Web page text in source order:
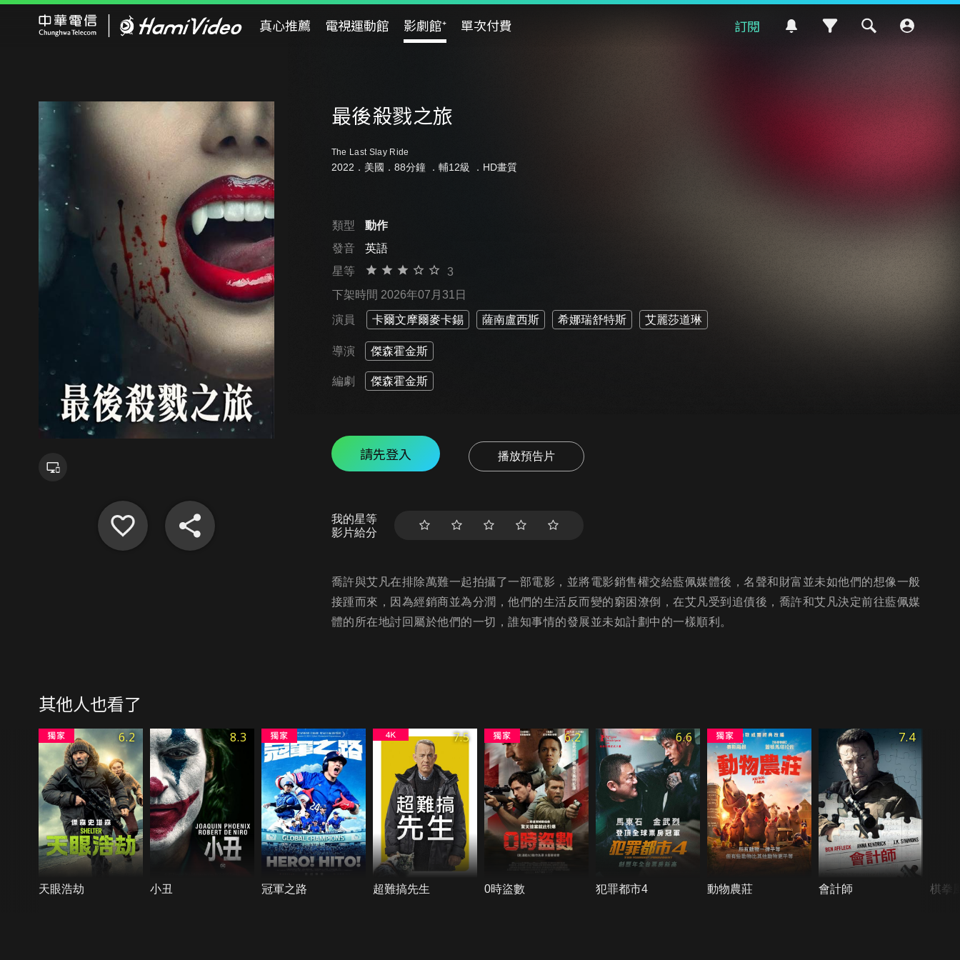
真心推薦 電視運動館 影劇館⁺ 單次付費 訂閱
最後殺戮之旅
The Last Slay Ride
2022．美國．88分鐘 ． 輔12級 ．HD畫質
類型
動作
發音
英語
星等
3
下架時間 2026年07月31日
演員 卡爾文摩爾麥卡錫 薩南盧西斯 希娜瑞舒特斯 艾麗莎道琳
導演 傑森霍金斯
編劇 傑森霍金斯
請先登入 播放預告片
我的星等
影片給分
喬許與艾凡在排除萬難一起拍攝了一部電影，並將電影銷售權交給藍佩媒體後，名聲和財富並未如他們的想像一般
接踵而來，因為經銷商並為分潤，他們的生活反而變的窮困潦倒，在艾凡受到追債後，喬許和艾凡決定前往藍佩媒
體的所在地討回屬於他們的一切，誰知事情的發展並未如計劃中的一樣順利。
其他人也看了
6.2
天眼浩劫
8.3
小丑 冠軍之路
7.5
超難搞先生
6.2
0時盜數
6.6
犯罪都市4 動物農莊
7.4
會計師 棋拳